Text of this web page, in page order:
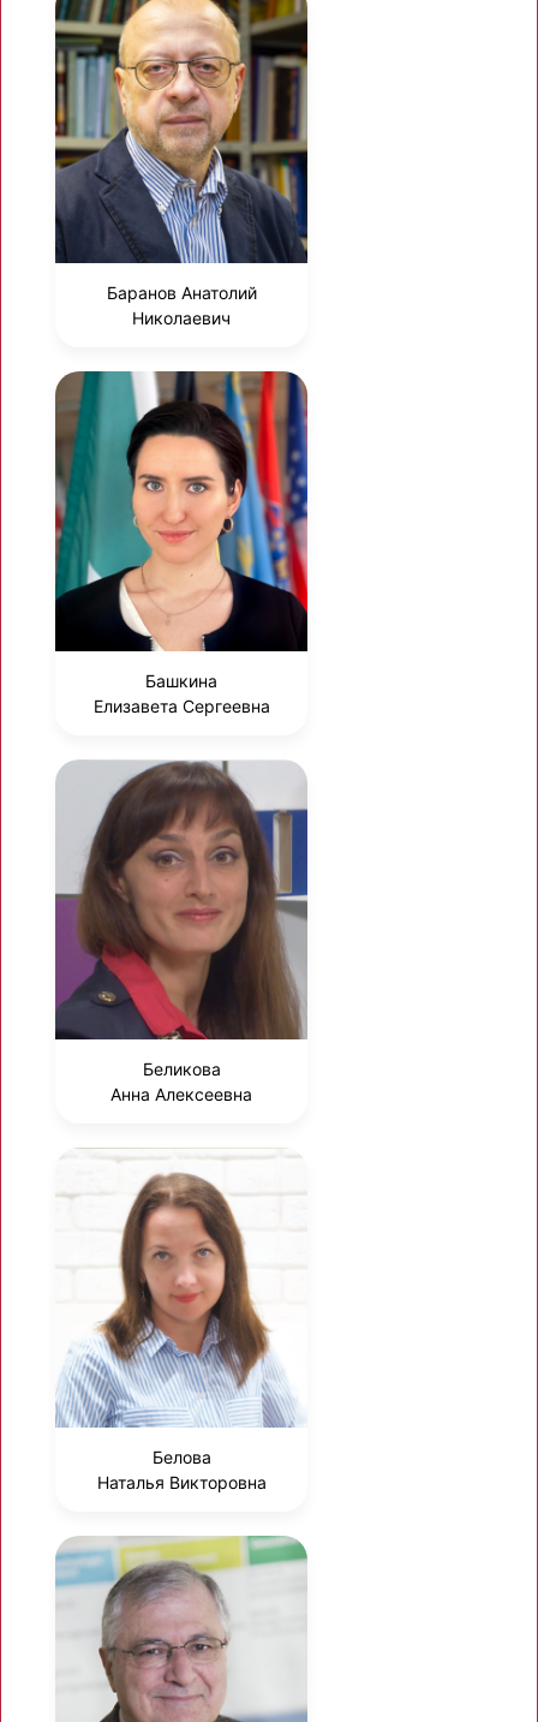
Баранов Анатолий
Николаевич
Башкина
Елизавета Сергеевна
Беликова
Анна Алексеевна
Белова
Наталья Викторовна